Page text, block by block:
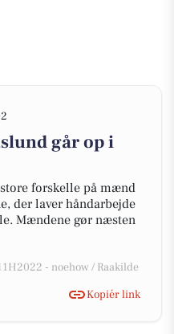
går op i
forskelle på mænd
der laver håndarbejde
Mændene gør næsten
- noehow / Raakilde
Kopiér link